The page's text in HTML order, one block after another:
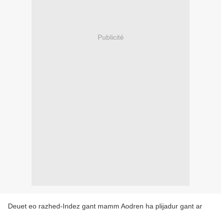
Publicité
Deuet eo razhed-Indez gant mamm Aodren ha plijadur gant ar